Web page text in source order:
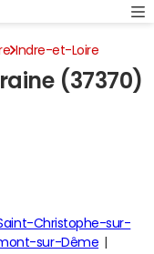
Indre-et-Loire
(37370)
Christophe-sur-
sur-Dême